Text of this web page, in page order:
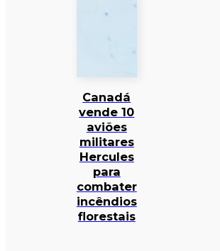
Canadá
vende 10
aviões
militares
Hercules
para
combater
incêndios
florestais